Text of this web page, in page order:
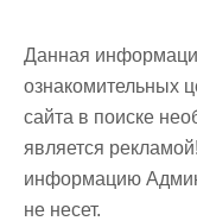
Данная
ознакомительных
сайта в поиске
является
информацию
не несет.